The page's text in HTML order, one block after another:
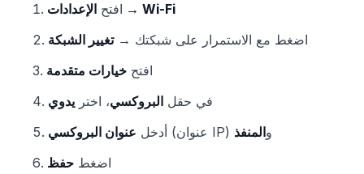
افتح الإعدادات → Wi-Fi
اضغط مع الاستمرار على شبكتك →تغيير الشبكة
افتح خيارات متقدمة
في حقل البروكسي، اختر يدوي
أدخل عنوان البروكسي (عنوان IP) والمنفذ
اضغط حفظ